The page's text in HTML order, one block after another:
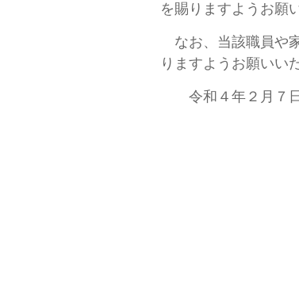
を賜りますようお願
なお、当該職員や
りますようお願いい
令和４年２月７日
社会福祉